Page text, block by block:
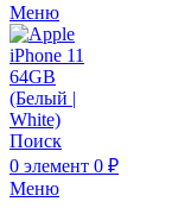
Меню
Поиск
0 элемент 0 ₽
Меню